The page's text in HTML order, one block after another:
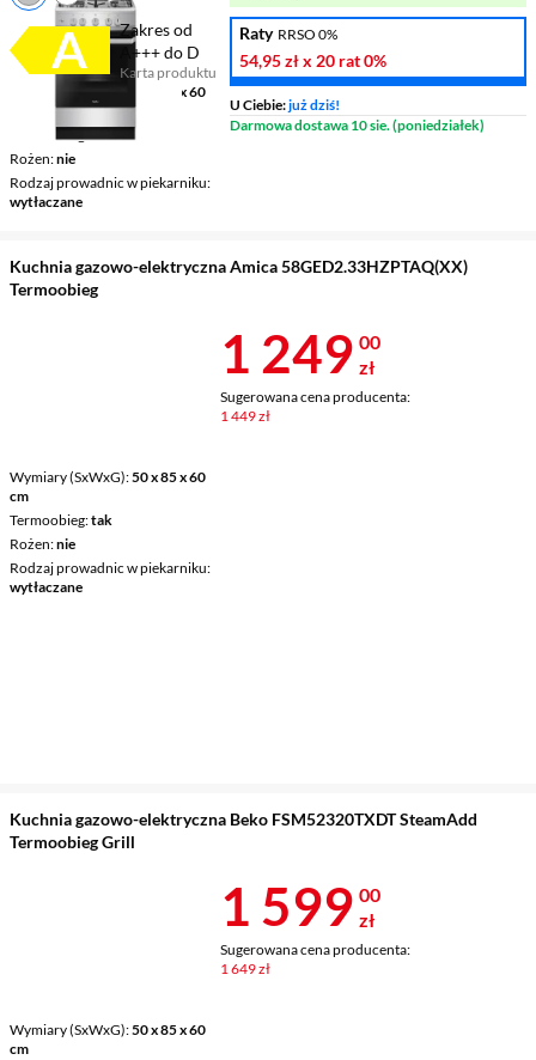
Zakres od
A+++ do D
Karta produktu
Plik w formacie pdf
(otworzy się w nowym oknie)
50 x 85 x 60
Termoobieg nie
Rożen nie
Rodzaj prowadnic w piekarniku
wytłaczane
Raty RRSO 0%
54,95 złx 20 rat0%
U Ciebie:już dziś!
Darmowa dostawa 10 sie. (poniedziałek)
Kuchnia gazowo-elektryczna Amica 58GED2.33HZPTAQ(XX)
Termoobieg
Wymiary (SxWxG) 50 x 85 x 60
cm
Termoobieg tak
Rożen nie
Rodzaj prowadnic w piekarniku
wytłaczane
Cena 1 249 zł
1 249 00
zł
Sugerowana cena producenta:
1 449 zł
Kuchnia gazowo-elektryczna Beko FSM52320TXDT SteamAdd
Termoobieg Grill
Wymiary (SxWxG) 50 x 85 x 60
cm
Cena 1 599 zł
1 599 00
zł
Sugerowana cena producenta:
1 649 zł